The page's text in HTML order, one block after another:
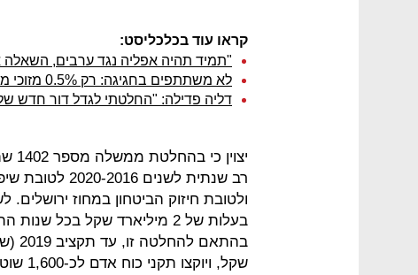
קראו עוד בכלכליסט:
"תמיד תהיה אפליה נגד ערבים, השאלה
לא משתתפים בחגיגה: רק 0.5% מזוכי מחיר למשתכן הם ערבים
דליה פדילה: "החלטתי לגדל דור חדש
רב שנתית
בעלות של 2 מיליארד שקל בכל
שקל, ויוקצו תקני כוח אדם לכ-1,600 שוטרים.